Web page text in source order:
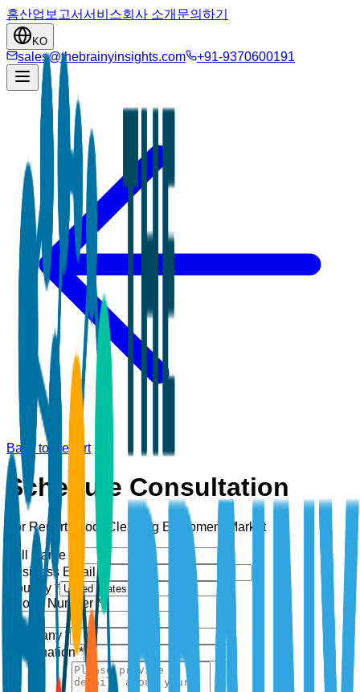
홈산업 보고서서비스회사 소개 문의하기
KO
sales@thebrainyinsights.com +91-9370600191
Back to Report
Schedule Consultation
For Report: Floor Cleaning Equipment Market
Full Name *
Business Email *
Country *
Phone Number *
Company *
Designation *